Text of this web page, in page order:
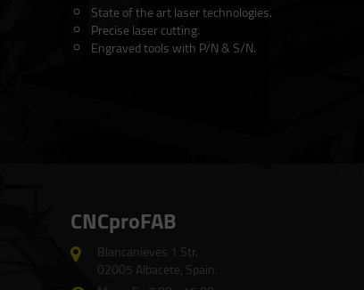
State of the art laser technologies.
Precise laser cutting.
Engraved tools with P/N & S/N.
CNCproFAB
Blancanieves 1 Str.
02005 Albacete, Spain.